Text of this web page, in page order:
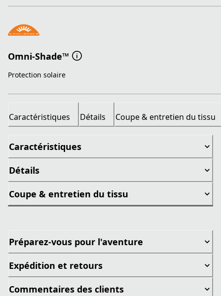
Omni-Shade™
Protection solaire
Caractéristiques Détails Coupe & entretien du tissu
Caractéristiques
Détails
Coupe & entretien du tissu
Préparez-vous pour l'aventure
Expédition et retours
Commentaires des clients